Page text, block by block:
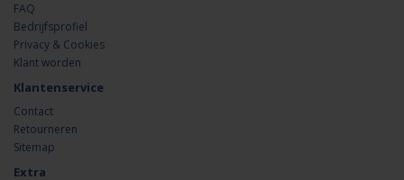
FAQ
Bedrijfsprofiel
Privacy & Cookies
Klant worden
Klantenservice
Contact
Retourneren
Sitemap
Extra